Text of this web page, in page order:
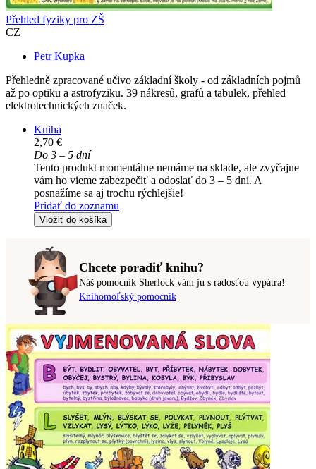
Přehled fyziky pro ZŠ
CZ
Petr Kupka
Přehledně zpracované učivo základní školy - od základních pojmů
až po optiku a astrofyziku. 39 nákresů, grafů a tabulek, přehled
elektrotechnických značek.
Kniha
2,70 €
Do 3 – 5 dní
Tento produkt momentálne nemáme na sklade, ale zvyčajne
vám ho vieme zabezpečiť a odoslať do 3 – 5 dní. A
posnažíme sa aj trochu rýchlejšie!
Pridať do zoznamu
Vložiť do košíka
Chcete poradiť knihu?
Náš pomocník Sherlock vám ju s radosťou vypátra!
Knihomoľský pomocník